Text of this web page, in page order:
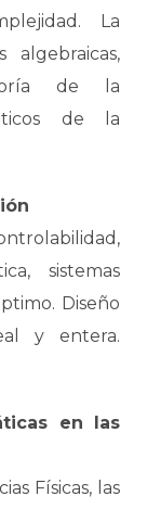
La
algebraicas,
de la
de la
sistemas
Diseño
y entera.
en las
Físicas, las